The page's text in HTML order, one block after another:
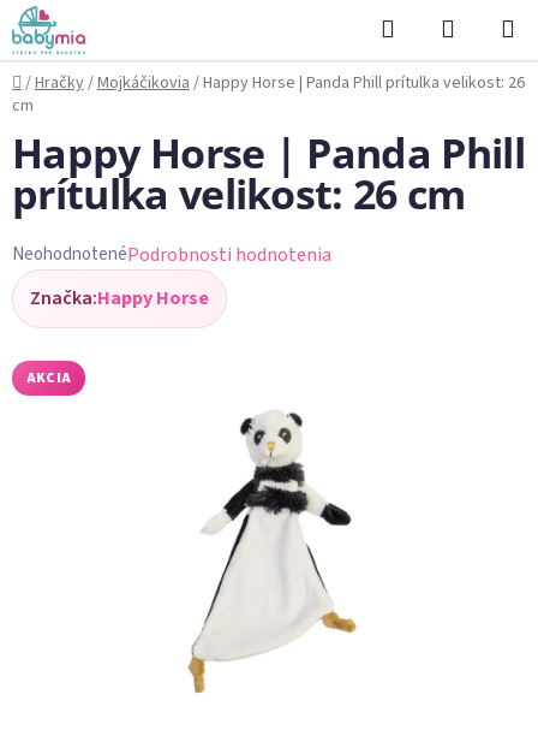
Prejsť
na
obsah
Hľadať
KOŠÍK
Domov
/Hračky/Mojkáčikovia/Happy Horse | Panda Phill prítulka velikost: 26
cm
Happy Horse | Panda Phill
prítulka velikost: 26 cm
Priemerné
hodnotenie
produktu
je
0,0
NeohodnotenéPodrobnosti hodnotenia
Značka:Happy Horse
AKCIA